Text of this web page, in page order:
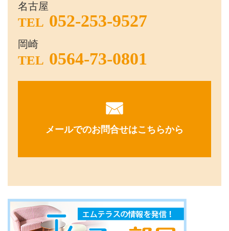
名古屋
TEL 052-253-9527
岡崎
TEL 0564-73-0801
メールでのお問合せはこちらから